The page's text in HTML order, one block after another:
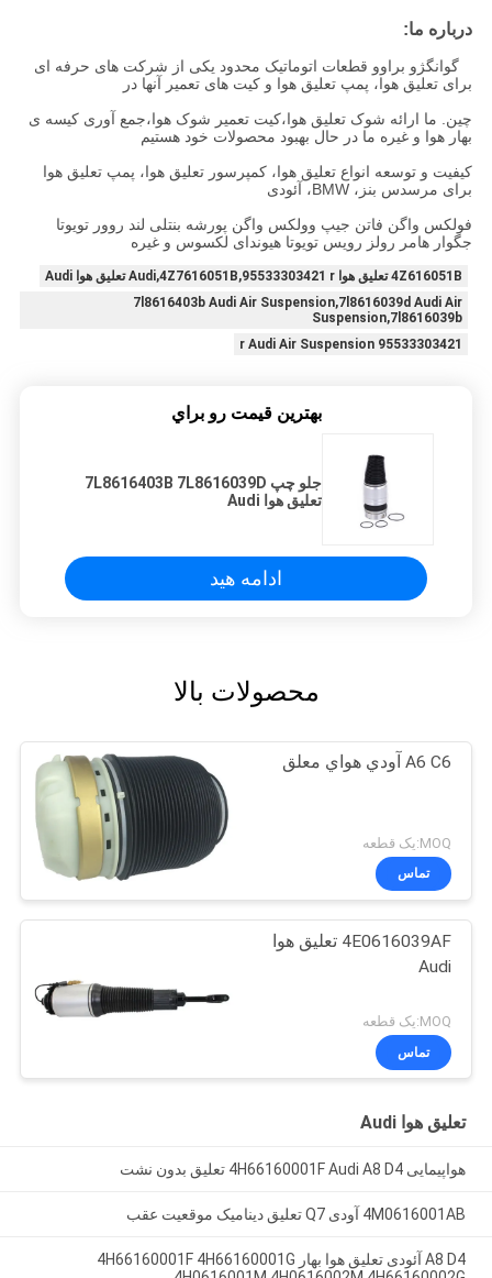
درباره ما:
گوانگژو براوو قطعات اتوماتیک محدود یکی از شرکت های حرفه ای
برای تعلیق هوا، پمپ تعلیق هوا و کیت های تعمیر آنها در
چین. ما ارائه شوک تعلیق هوا،کیت تعمیر شوک هوا،جمع آوری کیسه ی
بهار هوا و غیره ما در حال بهبود محصولات خود هستیم
کیفیت و توسعه انواع تعلیق هوا، کمپرسور تعلیق هوا، پمپ تعلیق هوا
برای مرسدس بنز، BMW، آئودی
فولکس واگن فاتن جیپ وولکس واگن پورشه بنتلی لند روور تویوتا
جگوار هامر رولز رویس تویوتا هیوندای لکسوس و غیره
4Z616051B تعلیق هوا Audi,4Z7616051B,95533303421 r تعلیق هوا Audi
7l8616403b Audi Air Suspension,7l8616039d Audi Air
Suspension,7l8616039b
95533303421 r Audi Air Suspension
بهترين قيمت رو براي
جلو چپ 7L8616403B 7L8616039D
تعلیق هوا Audi
ادامه هید
محصولات بالا
A6 C6 آودي هواي معلق
MOQ:یک قطعه
تماس
4E0616039AF تعلیق هوا
Audi
MOQ:یک قطعه
تماس
تعلیق هوا Audi
هواپیمایی 4H66160001F Audi A8 D4 تعلیق بدون نشت
4M0616001AB آودی Q7 تعلیق دینامیک موقعیت عقب
A8 D4 آئودی تعلیق هوا بهار 4H66160001F 4H66160001G